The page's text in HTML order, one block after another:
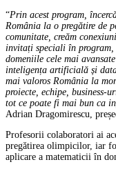
“Prin acest program,
România la o pregătire de
comunitate, creăm
invitați speciali în program,
domeniile cele mai
inteligența artificială și
mai valoros România la
proiecte, echipe, business-
tot ce poate fi mai bun ca
Adrian Dragomirescu,
Profesorii colaboratori ai
pregătirea olimpicilor, iar
aplicare a matematicii în